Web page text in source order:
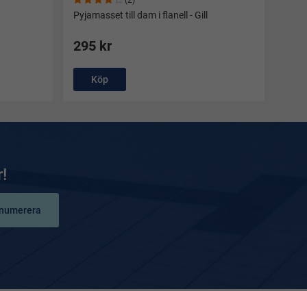
Pyjamasset till dam i flanell - Gill
295 kr
Köp